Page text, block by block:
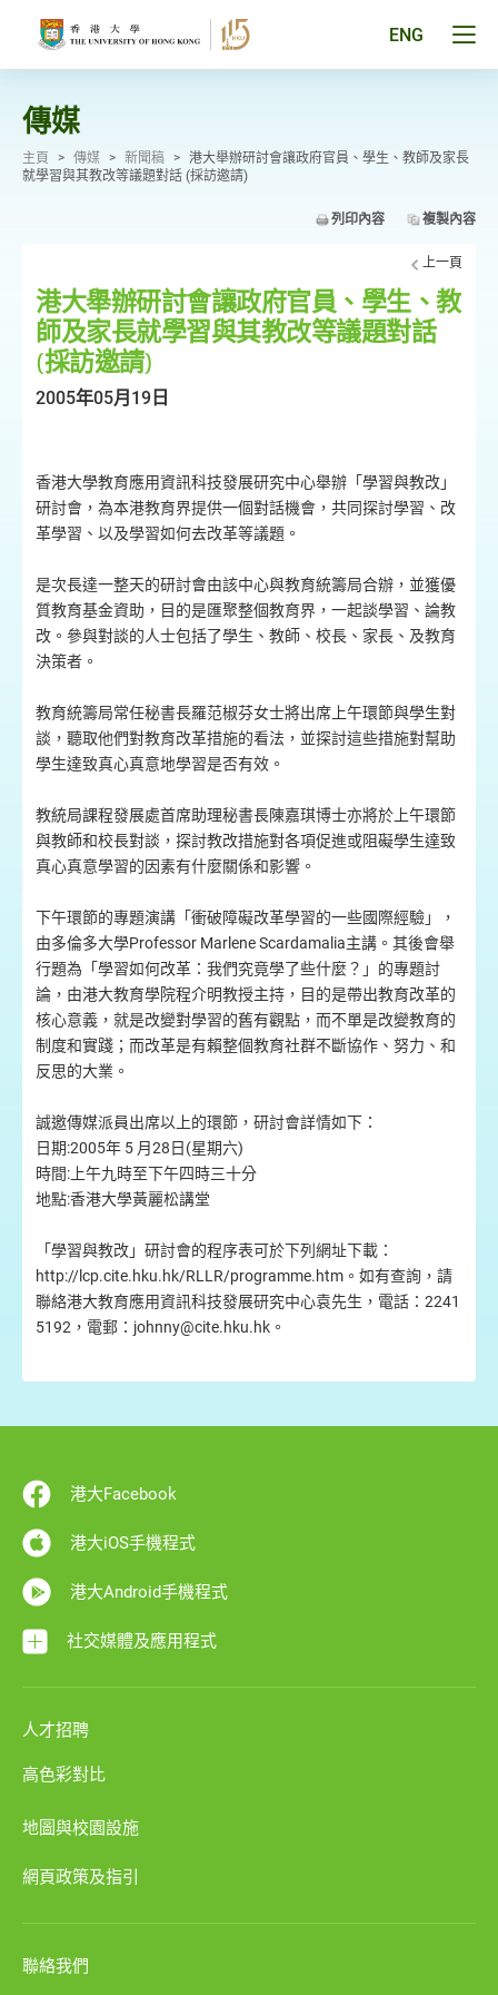
ENG
傳媒
主頁 > 傳媒 > 新聞稿 > 港大舉辦研討會讓政府官員、學生、教師及家長
就學習與其教改等議題對話 (採訪邀請)
列印內容 複製內容
上一頁
港大舉辦研討會讓政府官員、學生、教
師及家長就學習與其教改等議題對話
(採訪邀請)
2005年05月19日
香港大學教育應用資訊科技發展研究中心舉辦「學習與教改」
研討會，為本港教育界提供一個對話機會，共同探討學習、改
革學習、以及學習如何去改革等議題。
是次長達一整天的研討會由該中心與教育統籌局合辦，並獲優
質教育基金資助，目的是匯聚整個教育界，一起談學習、論教
改。參與對談的人士包括了學生、教師、校長、家長、及教育
決策者。
教育統籌局常任秘書長羅范椒芬女士將出席上午環節與學生對
談，聽取他們對教育改革措施的看法，並探討這些措施對幫助
學生達致真心真意地學習是否有效。
教統局課程發展處首席助理秘書長陳嘉琪博士亦將於上午環節
與教師和校長對談，探討教改措施對各項促進或阻礙學生達致
真心真意學習的因素有什麼關係和影響。
下午環節的專題演講「衝破障礙改革學習的一些國際經驗」，
由多倫多大學Professor Marlene Scardamalia主講。其後會舉
行題為「學習如何改革：我們究竟學了些什麼？」的專題討
論，由港大教育學院程介明教授主持，目的是帶出教育改革的
核心意義，就是改變對學習的舊有觀點，而不單是改變教育的
制度和實踐；而改革是有賴整個教育社群不斷協作、努力、和
反思的大業。
誠邀傳媒派員出席以上的環節，研討會詳情如下：
日期:2005年 5 月28日(星期六)
時間:上午九時至下午四時三十分
地點:香港大學黃麗松講堂
「學習與教改」研討會的程序表可於下列網址下載：
http://lcp.cite.hku.hk/RLLR/programme.htm。如有查詢，請
聯絡港大教育應用資訊科技發展研究中心袁先生，電話：2241
5192，電郵：johnny@cite.hku.hk。
港大Facebook
港大iOS手機程式
港大Android手機程式
社交媒體及應用程式
人才招聘
高色彩對比
地圖與校園設施
網頁政策及指引
聯絡我們